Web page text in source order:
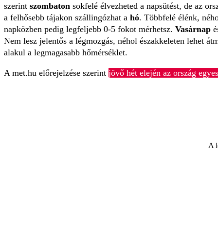
szerint szombaton sokfelé élvezheted a napsütést, de az
a felhősebb tájakon szállingózhat a hó. Többfelé élénk,
napközben pedig legfeljebb 0-5 fokot mérhetsz. Vasárnap
Nem lesz jelentős a légmozgás, néhol északkeleten lehet
alakul a legmagasabb hőmérséklet.
A met.hu előrejelzése szerint jövő hét elején az ország
A